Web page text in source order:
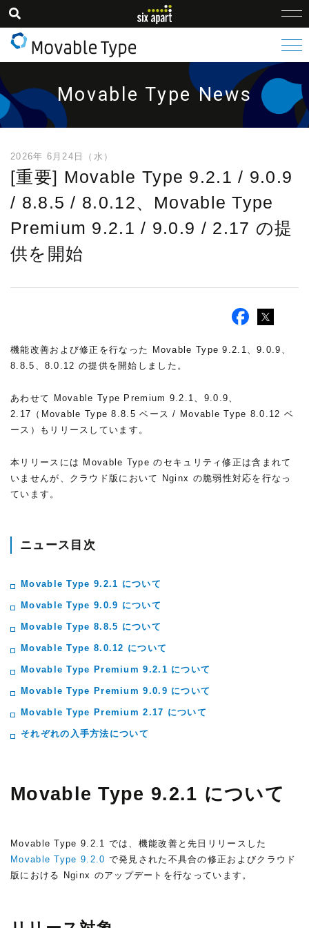
Movable Type News
2026年 6月24日（水）
[重要] Movable Type 9.2.1 / 9.0.9
/ 8.8.5 / 8.0.12、Movable Type
Premium 9.2.1 / 9.0.9 / 2.17 の提
供を開始
機能改善および修正を行なった Movable Type 9.2.1、9.0.9、
8.8.5、8.0.12 の提供を開始しました。
あわせて Movable Type Premium 9.2.1、9.0.9、
2.17（Movable Type 8.8.5 ベース / Movable Type 8.0.12 ベ
ース）もリリースしています。
本リリースには Movable Type のセキュリティ修正は含まれて
いませんが、クラウド版において Nginx の脆弱性対応を行なっ
ています。
ニュース目次
Movable Type 9.2.1 について
Movable Type 9.0.9 について
Movable Type 8.8.5 について
Movable Type 8.0.12 について
Movable Type Premium 9.2.1 について
Movable Type Premium 9.0.9 について
Movable Type Premium 2.17 について
それぞれの入手方法について
Movable Type 9.2.1 について
Movable Type 9.2.1 では、機能改善と先日リリースした
Movable Type 9.2.0 で発見された不具合の修正およびクラウド
版における Nginx のアップデートを行なっています。